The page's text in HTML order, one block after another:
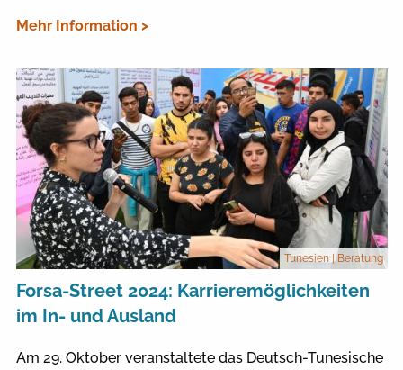
Mehr Information >
Tunesien | Beratung
Forsa-Street 2024: Karrieremöglichkeiten
im In- und Ausland
Am 29. Oktober veranstaltete das Deutsch-Tunesische